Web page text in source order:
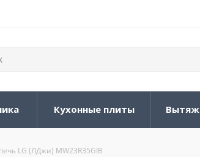
Кухонные плиты
LG (ЛДжи) MW23R35GIB